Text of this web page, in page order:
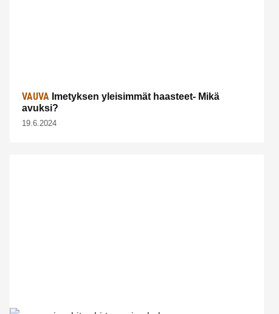
VAUVA Imetyksen yleisimmät haasteet- Mikä
avuksi?
19.6.2024